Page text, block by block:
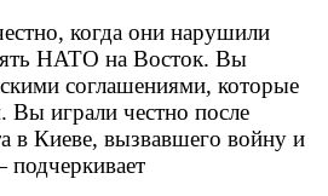
когда они нарушили
НАТО на Восток. Вы
соглашениями, которые
Вы играли честно после
в Киеве, вызвавшего войну и